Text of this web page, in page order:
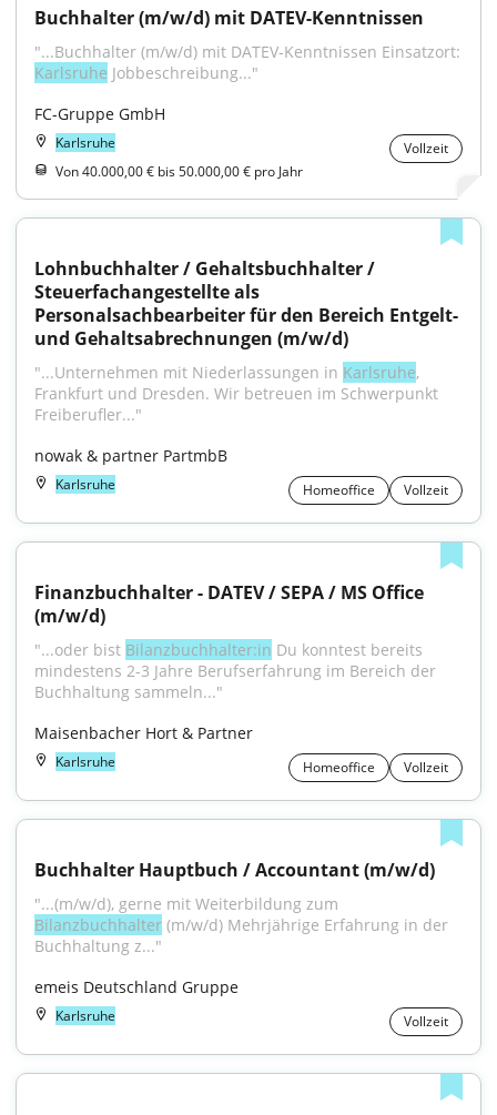
Buchhalter (m/w/d) mit DATEV-Kenntnissen
Karlsruhe Jobbeschreibung..."
FC-Gruppe GmbH
Karlsruhe
Vollzeit
Von 40.000,00 € bis 50.000,00 € pro Jahr
Lohnbuchhalter / Gehaltsbuchhalter /
Steuerfachangestellte als
Personalsachbearbeiter für den Bereich Entgelt-
und Gehaltsabrechnungen (m/w/d)
"...Unternehmen mit Niederlassungen in Karlsruhe,
Frankfurt und Dresden. Wir betreuen im Schwerpunkt
Freiberufler..."
nowak & partner PartmbB
Karlsruhe Homeoffice Vollzeit
Finanzbuchhalter - DATEV / SEPA / MS Office
(m/w/d)
"...oder bist Bilanzbuchhalter:in Du konntest bereits
mindestens 2-3 Jahre Berufserfahrung im Bereich der
Buchhaltung sammeln..."
Maisenbacher Hort & Partner
Karlsruhe Homeoffice Vollzeit
Buchhalter Hauptbuch / Accountant (m/w/d)
Bilanzbuchhalter (m/w/d) Mehrjährige Erfahrung in der
Buchhaltung z..."
emeis Deutschland Gruppe
Karlsruhe Vollzeit